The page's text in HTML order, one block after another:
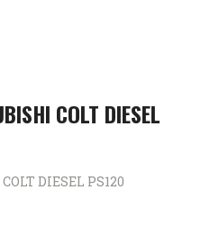
COLT DIESEL
DIESEL PS120